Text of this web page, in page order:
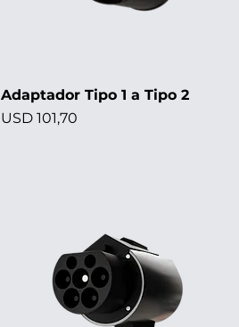
Adaptador Tipo 1 a Tipo 2
Precio
USD 101,70